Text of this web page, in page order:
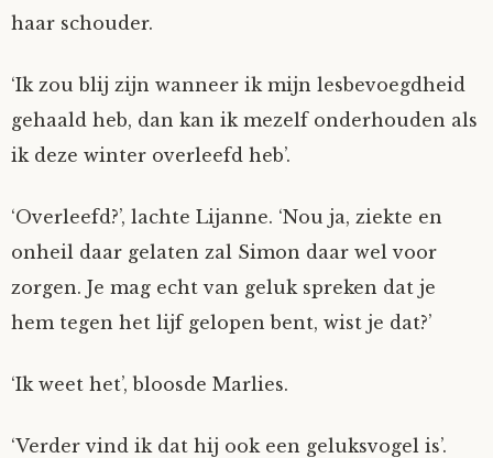
haar schouder.
‘Ik zou blij zijn wanneer ik mijn lesbevoegdheid
gehaald heb, dan kan ik mezelf onderhouden als
ik deze winter overleefd heb’.
‘Overleefd?’, lachte Lijanne. ‘Nou ja, ziekte en
onheil daar gelaten zal Simon daar wel voor
zorgen. Je mag echt van geluk spreken dat je
hem tegen het lijf gelopen bent, wist je dat?’
‘Ik weet het’, bloosde Marlies.
‘Verder vind ik dat hij ook een geluksvogel is’.